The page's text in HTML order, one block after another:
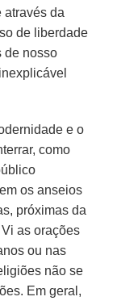
através da
de liberdade
de nosso
e o
como
os anseios
próximas da
as orações
ou nas
não se
Em geral,